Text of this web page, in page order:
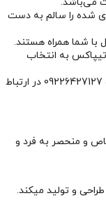
شده را سالم به دست
شما همراه هستند.
به انتخاب
برای ارتباط با کارشناسان ما از طریق واتساپ 09226427127 در ارتباط
و منحصر به فرد و
و تولید میکند.